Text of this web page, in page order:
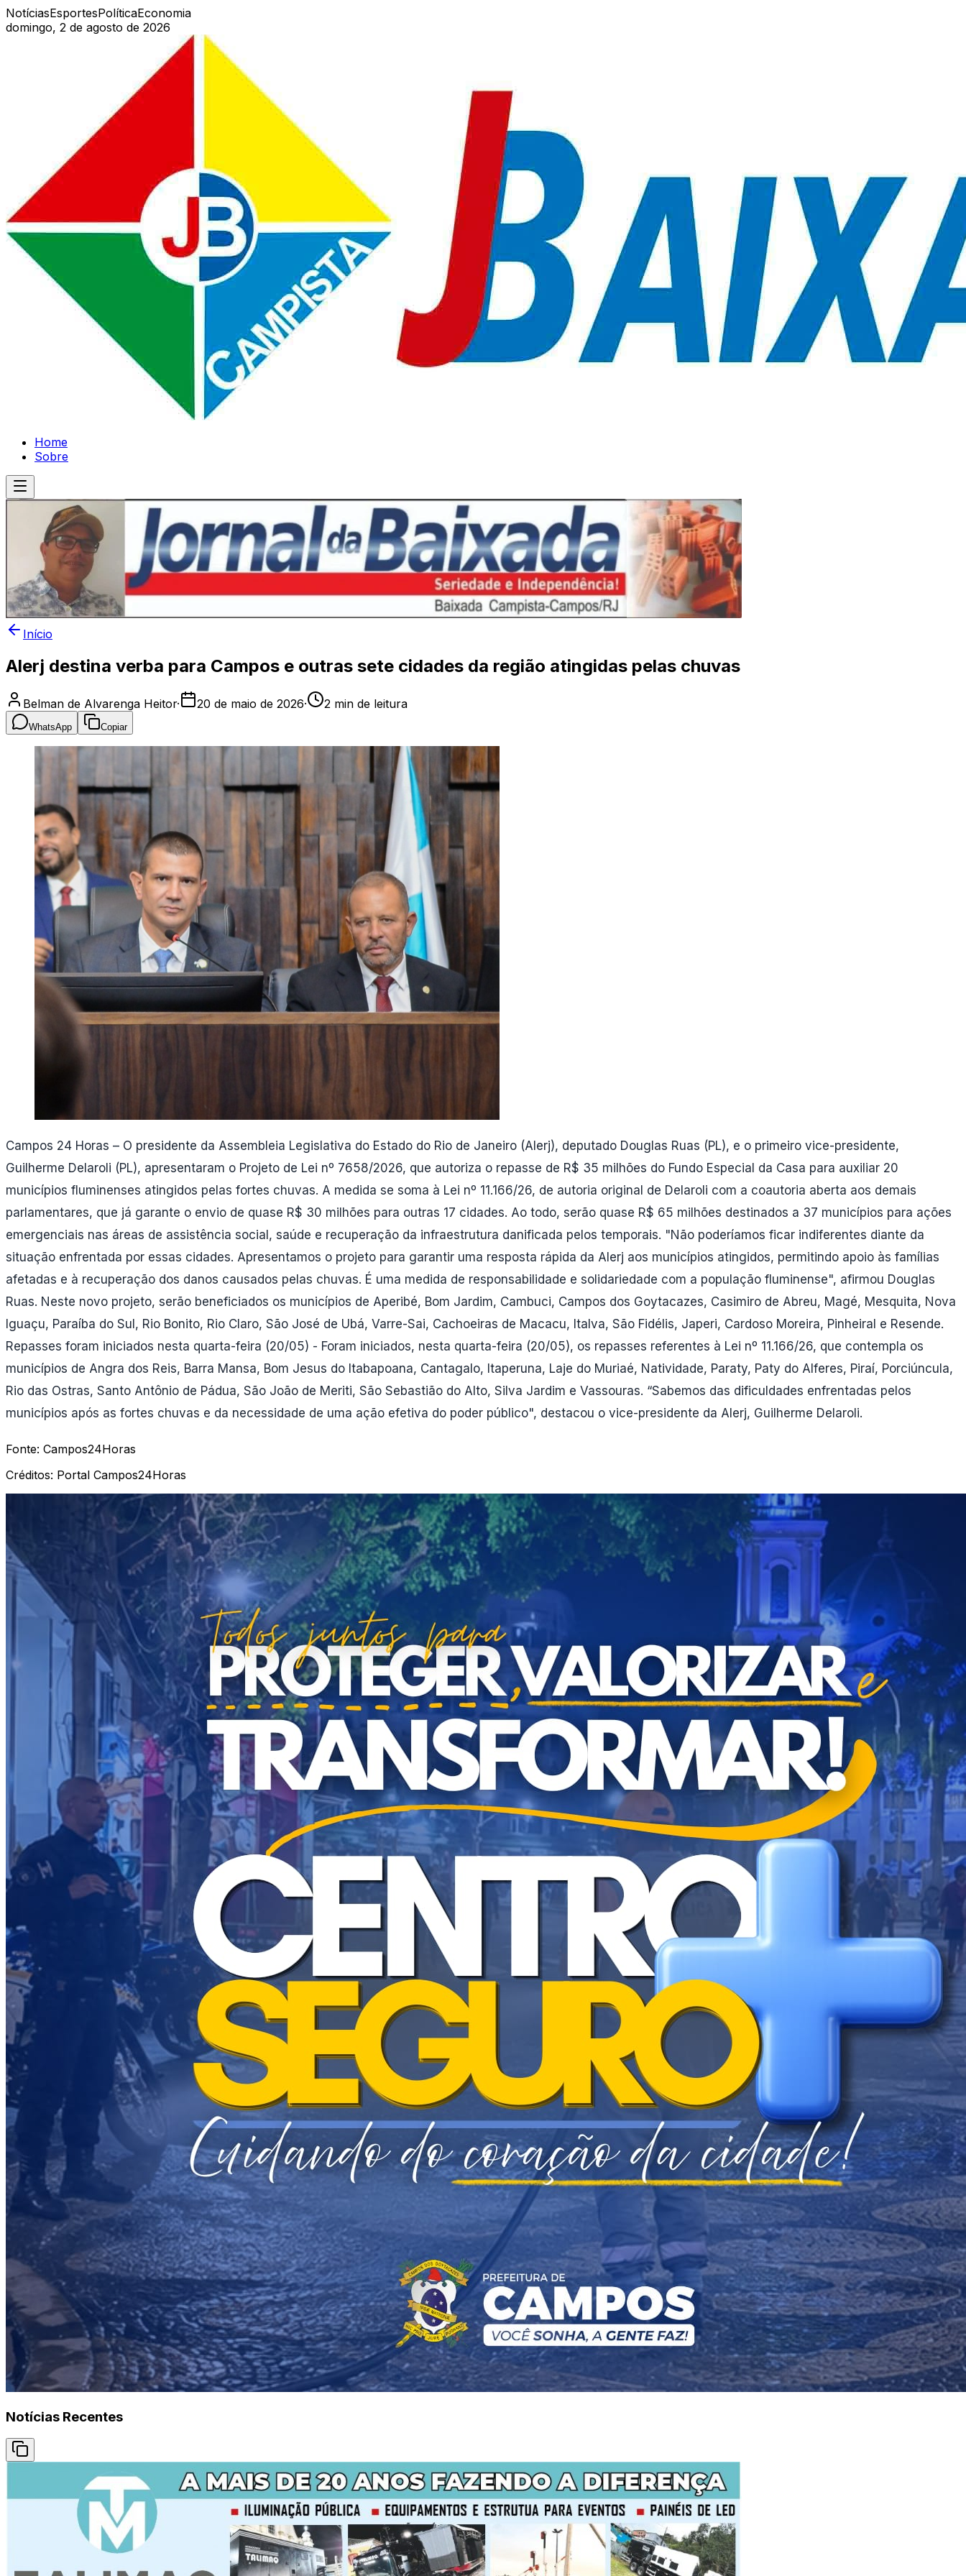
NotíciasEsportesPolíticaEconomia
domingo, 2 de agosto de 2026
Home
Sobre
Início
Alerj destina verba para Campos e outras sete cidades da região atingidas pelas chuvas
Belman de Alvarenga Heitor· 20 de maio de 2026· 2 min de leitura
WhatsApp Copiar
Campos 24 Horas – O presidente da Assembleia Legislativa do Estado do Rio de Janeiro (Alerj), deputado Douglas Ruas (PL), e o primeiro vice-presidente,
Guilherme Delaroli (PL), apresentaram o Projeto de Lei nº 7658/2026, que autoriza o repasse de R$ 35 milhões do Fundo Especial da Casa para auxiliar 20
municípios fluminenses atingidos pelas fortes chuvas. A medida se soma à Lei nº 11.166/26, de autoria original de Delaroli com a coautoria aberta aos demais
parlamentares, que já garante o envio de quase R$ 30 milhões para outras 17 cidades. Ao todo, serão quase R$ 65 milhões destinados a 37 municípios para ações
emergenciais nas áreas de assistência social, saúde e recuperação da infraestrutura danificada pelos temporais. "Não poderíamos ficar indiferentes diante da
situação enfrentada por essas cidades. Apresentamos o projeto para garantir uma resposta rápida da Alerj aos municípios atingidos, permitindo apoio às famílias
afetadas e à recuperação dos danos causados pelas chuvas. É uma medida de responsabilidade e solidariedade com a população fluminense", afirmou Douglas
Ruas. Neste novo projeto, serão beneficiados os municípios de Aperibé, Bom Jardim, Cambuci, Campos dos Goytacazes, Casimiro de Abreu, Magé, Mesquita, Nova
Iguaçu, Paraíba do Sul, Rio Bonito, Rio Claro, São José de Ubá, Varre-Sai, Cachoeiras de Macacu, Italva, São Fidélis, Japeri, Cardoso Moreira, Pinheiral e Resende.
Repasses foram iniciados nesta quarta-feira (20/05) - Foram iniciados, nesta quarta-feira (20/05), os repasses referentes à Lei nº 11.166/26, que contempla os
municípios de Angra dos Reis, Barra Mansa, Bom Jesus do Itabapoana, Cantagalo, Itaperuna, Laje do Muriaé, Natividade, Paraty, Paty do Alferes, Piraí, Porciúncula,
Rio das Ostras, Santo Antônio de Pádua, São João de Meriti, São Sebastião do Alto, Silva Jardim e Vassouras. “Sabemos das dificuldades enfrentadas pelos
municípios após as fortes chuvas e da necessidade de uma ação efetiva do poder público", destacou o vice-presidente da Alerj, Guilherme Delaroli.
Fonte: Campos24Horas
Créditos: Portal Campos24Horas
Notícias Recentes